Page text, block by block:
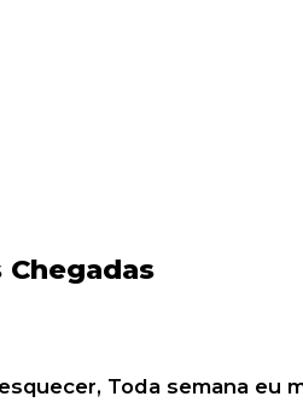
Chegadas
Toda semana eu